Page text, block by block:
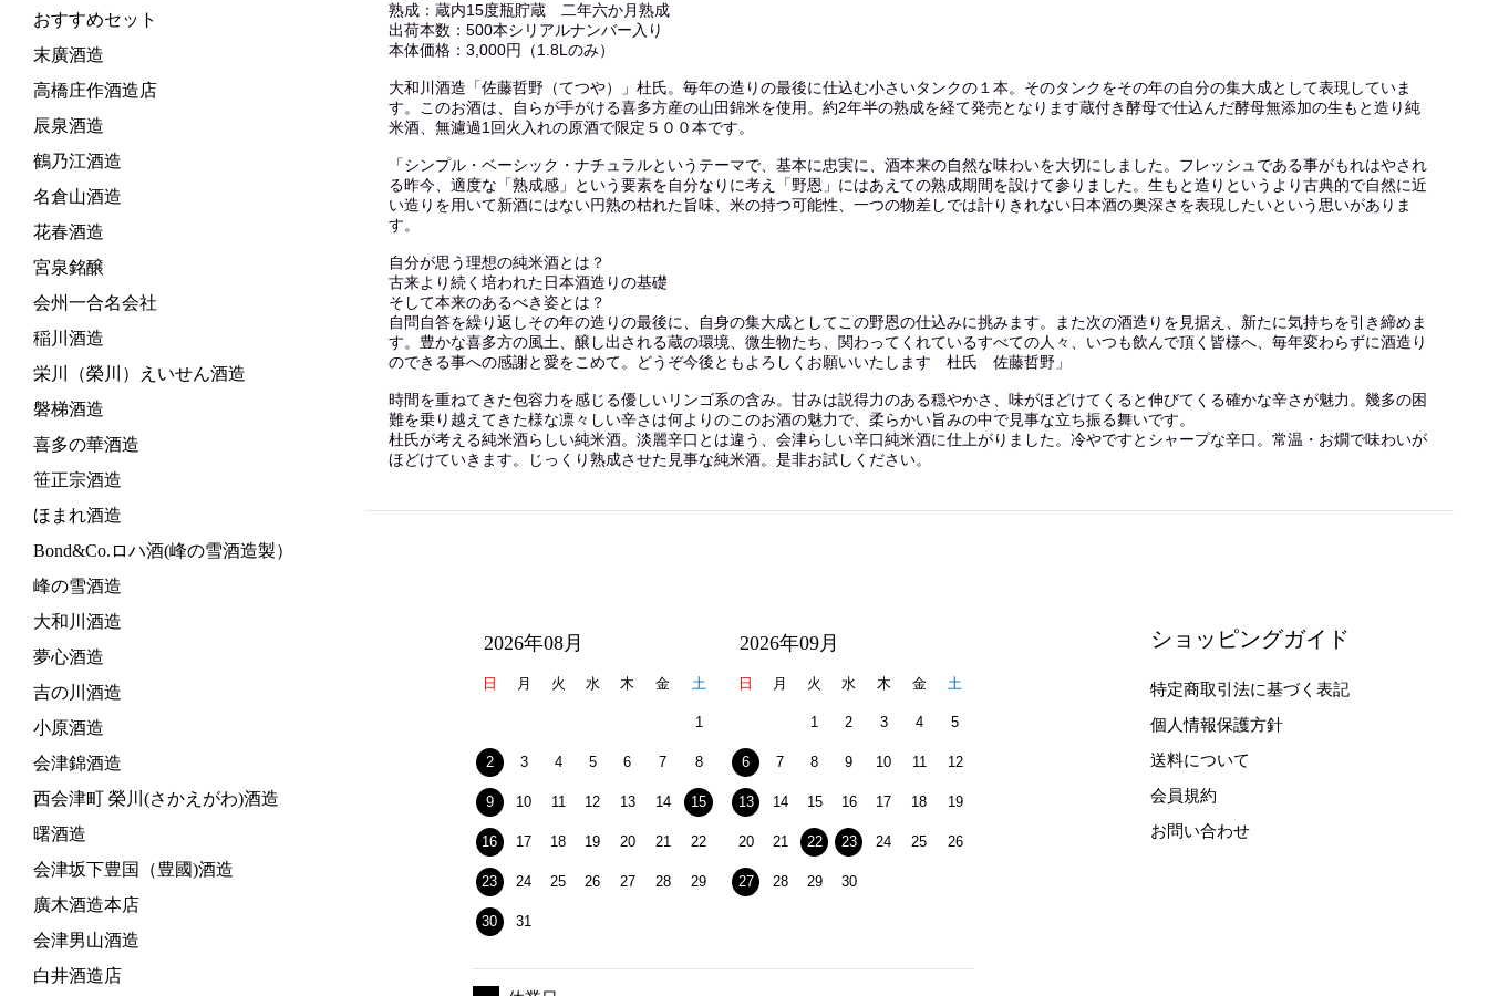
おすすめセット
末廣酒造
高橋庄作酒造店
辰泉酒造
鶴乃江酒造
名倉山酒造
花春酒造
宮泉銘醸
会州一合名会社
稲川酒造
栄川（榮川）えいせん酒造
磐梯酒造
喜多の華酒造
笹正宗酒造
ほまれ酒造
Bond&Co.ロハ酒(峰の雪酒造製）
峰の雪酒造
大和川酒造
夢心酒造
吉の川酒造
小原酒造
会津錦酒造
西会津町 榮川(さかえがわ)酒造
曙酒造
会津坂下豊国（豊國)酒造
廣木酒造本店
会津男山酒造
白井酒造店
熟成：蔵内15度瓶貯蔵 二年六か月熟成
出荷本数：500本シリアルナンバー入り
本体価格：3,000円（1.8Lのみ）
大和川酒造「佐藤哲野（てつや）」杜氏。毎年の造りの最後に仕込む小さいタンクの１本。そのタンクをその年の自分の集大成として表現していま
す。このお酒は、自らが手がける喜多方産の山田錦米を使用。約2年半の熟成を経て発売となります蔵付き酵母で仕込んだ酵母無添加の生もと造り純
米酒、無濾過1回火入れの原酒で限定５００本です。
「シンプル・ベーシック・ナチュラルというテーマで、基本に忠実に、酒本来の自然な味わいを大切にしました。フレッシュである事がもれはやされ
る昨今、適度な「熟成感」という要素を自分なりに考え「野恩」にはあえての熟成期間を設けて参りました。生もと造りというより古典的で自然に近
い造りを用いて新酒にはない円熟の枯れた旨味、米の持つ可能性、一つの物差しでは計りきれない日本酒の奥深さを表現したいという思いがありま
す。
自分が思う理想の純米酒とは？
古来より続く培われた日本酒造りの基礎
そして本来のあるべき姿とは？
自問自答を繰り返しその年の造りの最後に、自身の集大成としてこの野恩の仕込みに挑みます。また次の酒造りを見据え、新たに気持ちを引き締めま
す。豊かな喜多方の風土、醸し出される蔵の環境、微生物たち、関わってくれているすべての人々、いつも飲んで頂く皆様へ、毎年変わらずに酒造り
のできる事への感謝と愛をこめて。どうぞ今後ともよろしくお願いいたします 杜氏 佐藤哲野」
時間を重ねてきた包容力を感じる優しいリンゴ系の含み。甘みは説得力のある穏やかさ、味がほどけてくると伸びてくる確かな辛さが魅力。幾多の困
難を乗り越えてきた様な凛々しい辛さは何よりのこのお酒の魅力で、柔らかい旨みの中で見事な立ち振る舞いです。
杜氏が考える純米酒らしい純米酒。淡麗辛口とは違う、会津らしい辛口純米酒に仕上がりました。冷やですとシャープな辛口。常温・お燗で味わいが
ほどけていきます。じっくり熟成させた見事な純米酒。是非お試しください。
2026年08月
日 月 火 水 木 金 土
1
2 3 4 5 6 7 8
9 10 11 12 13 14 15
16 17 18 19 20 21 22
23 24 25 26 27 28 29
30 31
2026年09月
日 月 火 水 木 金 土
1 2 3 4 5
6 7 8 9 10 11 12
13 14 15 16 17 18 19
20 21 22 23 24 25 26
27 28 29 30
ショッピングガイド
特定商取引法に基づく表記
個人情報保護方針
送料について
会員規約
お問い合わせ